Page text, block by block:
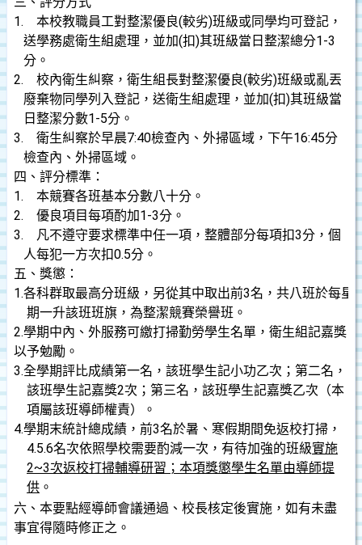
1.
本校教職員工對整潔優良(較劣)班級或同學均可登記，
送學務處衛生組處理，並加(扣)其班級當日整潔總分1-3
分。
2.
校內衛生糾察，衛生組長對整潔優良(較劣)班級或亂丟
廢棄物同學列入登記，送衛生組處理，並加(扣)其班級當
日整潔分數1-5分。
3.
衛生糾察於早晨7:40檢查內、外掃區域，下午16:45分
檢查內、外掃區域。
四、 評分標準：
1.
本競賽各班基本分數八十分。
2.
優良項目每項酌加1-3分。
3.
凡不遵守要求標準中任一項，整體部分每項扣3分，個
人每犯一方次扣0.5分。
五、 獎懲：
1.各科群取最高分班級，另從其中取出前3名，共八班於每星
期一升該班班旗，為整潔競賽榮譽班。
2.學期中內、外服務可繳打掃勤勞學生名單，衛生組記嘉獎
以予勉勵。
3.全學期評比成績第一名，該班學生記小功乙次；第二名，
該班學生記嘉獎2次；第三名，該班學生記嘉獎乙次（本
項屬該班導師權責）。
4.學期末統計總成績，前3名於暑、寒假期間免返校打掃，
4.5.6名次依照學校需要酌減一次，有待加強的班級實施
2~3次返校打掃輔導研習；本項獎懲學生名單由導師提
供 。
六、 本要點經導師會議通過、校長核定後實施，如有未盡
事宜得隨時修正之。